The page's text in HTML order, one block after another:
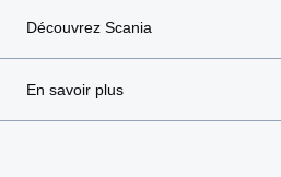
Découvrez Scania
En savoir plus